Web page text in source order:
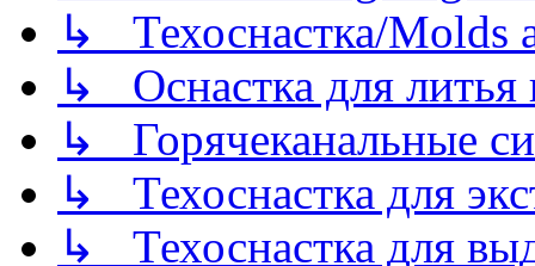
↳ Техоснастка/Molds
↳ Оснастка для литья
↳ Горячеканальные
↳ Техоснастка для
↳ Техоснастка для